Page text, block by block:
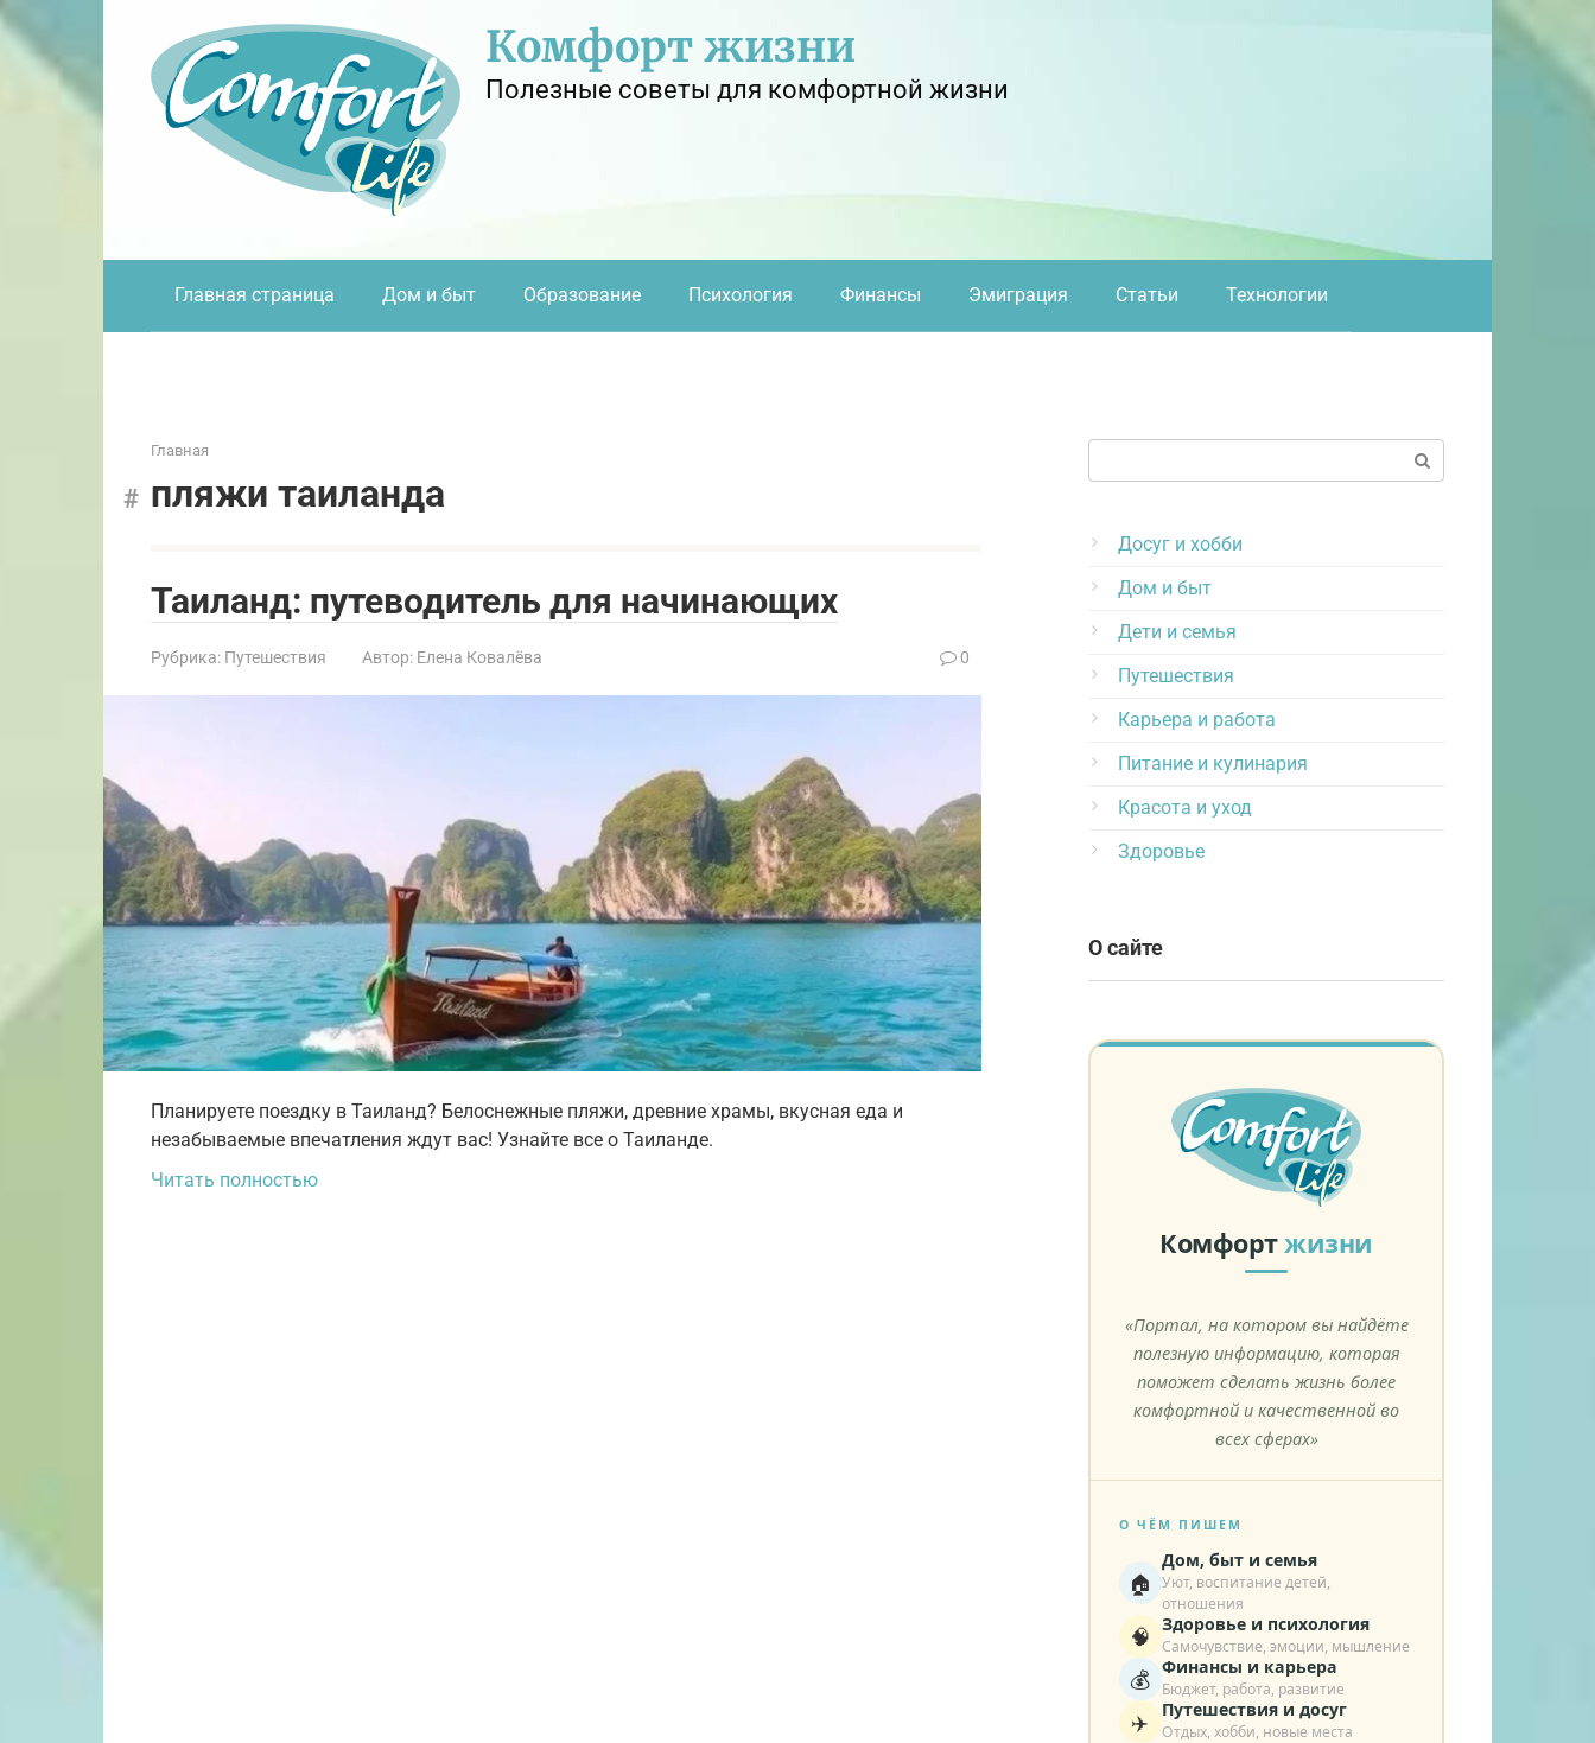
Перейти
контенту
Комфорт жизни
Полезные советы для комфортной жизни
Главная страница Дом и быт Образование Психология Финансы Эмиграция Статьи Технологии
Главная
пляжи таиланда
Таиланд: путеводитель для начинающих
Рубрика: Путешествия Автор: Елена Ковалёва 0
Планируете поездку в Таиланд? Белоснежные пляжи, древние храмы, вкусная еда и
незабываемые впечатления ждут вас! Узнайте все о Таиланде.
Читать полностью
Досуг и хобби
Дом и быт
Дети и семья
Путешествия
Карьера и работа
Питание и кулинария
Красота и уход
Здоровье
О сайте
Комфортжизни
«Портал, на котором вы найдёте
полезную информацию, которая
поможет сделать жизнь более
комфортной и качественной во
всех сферах»
О ЧЁМ ПИШЕМ
🏠
Дом, быт и семья
Уют, воспитание детей,
отношения
🧠 Здоровье и психология
Самочувствие, эмоции, мышление
💰 Финансы и карьера
Бюджет, работа, развитие
✈️ Путешествия и досуг
Отдых, хобби, новые места